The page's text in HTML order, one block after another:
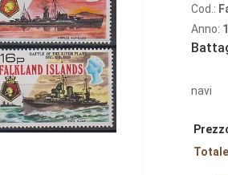
Cod.:
Anno:
navi